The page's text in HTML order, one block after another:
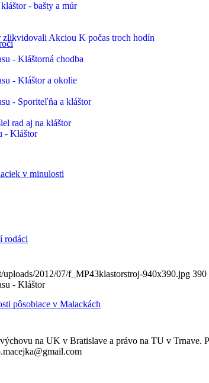
v minulosti
rodáci
pôsobiace v Malackách
- bašty a múr
zlikvidovali Akciou K počas troch hodín
- Kláštorná chodba
- Kláštor a okolie
- Sporiteľňa a kláštor
rad aj na kláštor
- Kláštor
uploads/2012/07/f_MP43klastorstroj-940x390.jpg 390
- Kláštor
na UK v Bratislave a právo na TU v